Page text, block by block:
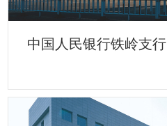
中国人民银行铁岭支行